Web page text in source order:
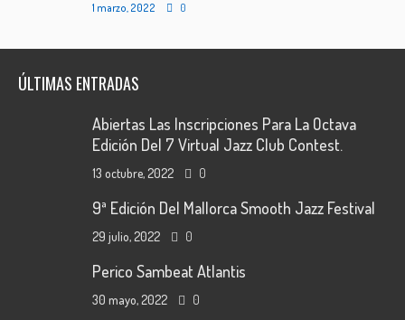
1 marzo, 2022 0
ÚLTIMAS ENTRADAS
Abiertas Las Inscripciones Para La Octava
Edición Del 7 Virtual Jazz Club Contest.
13 octubre, 2022 0
9ª Edición Del Mallorca Smooth Jazz Festival
29 julio, 2022 0
Perico Sambeat Atlantis
30 mayo, 2022 0